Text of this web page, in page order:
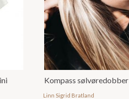
Kompass sølvøredobber
Linn Sigrid Bratland